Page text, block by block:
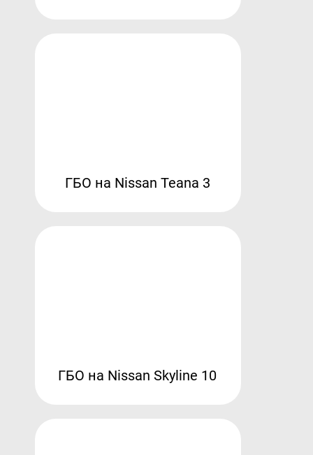
ГБО на Nissan Teana 3
ГБО на Nissan Skyline 10